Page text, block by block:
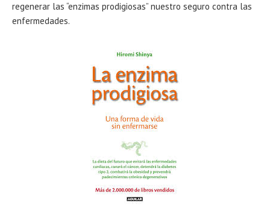
regenerar las “enzimas prodigiosas” nuestro seguro contra las
enfermedades.